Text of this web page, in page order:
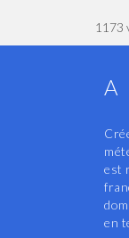
1173
A
est
en